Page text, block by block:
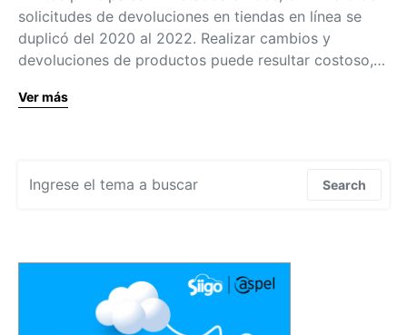
solicitudes de devoluciones en tiendas en línea se
duplicó del 2020 al 2022. Realizar cambios y
devoluciones de productos puede resultar costoso,…
Ver más
Search